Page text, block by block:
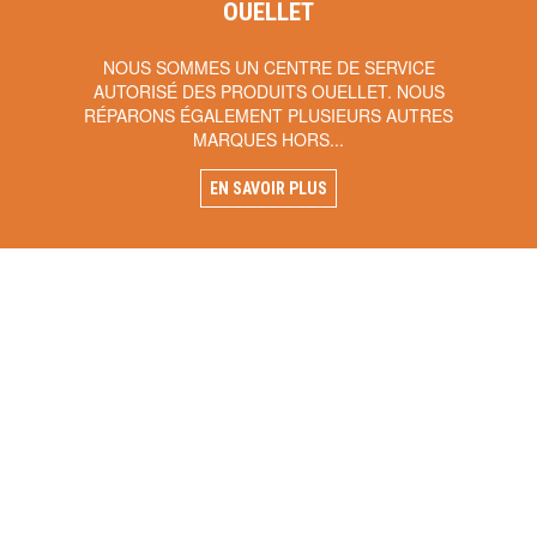
OUELLET
NOUS SOMMES UN CENTRE DE SERVICE
AUTORISÉ DES PRODUITS OUELLET. NOUS
RÉPARONS ÉGALEMENT PLUSIEURS AUTRES
MARQUES HORS...
EN SAVOIR PLUS